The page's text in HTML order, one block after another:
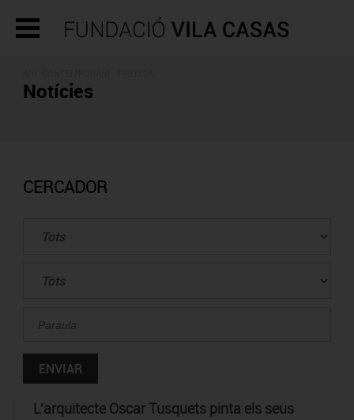
Notícies
CERCADOR
L’arquitecte Oscar Tusquets pinta els seus